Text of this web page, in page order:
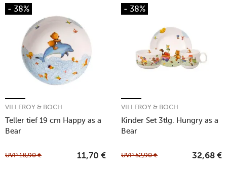
- 38%
Teller tief 19 cm Happy as a
Bear
VILLEROY & BOCH
UVP18,90 € 11,70 €
- 38%
Kinder Set 3tlg. Hungry as a
Bear
VILLEROY & BOCH
UVP52,90 € 32,68 €